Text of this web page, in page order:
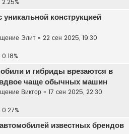
2.25%
уникальной конструкцией
Элит « 22 сен 2025, 19:30
и гибриды врезаются в
чаще обычных машин
Виктор « 17 сен 2025, 22:30
0.27%
известных брендов